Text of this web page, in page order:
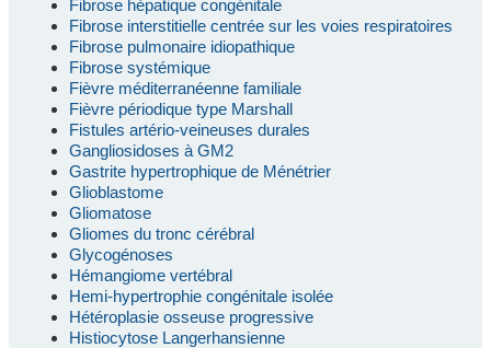
Fibrose hépatique congénitale
Fibrose interstitielle centrée sur les voies respiratoires
Fibrose pulmonaire idiopathique
Fibrose systémique
Fièvre méditerranéenne familiale
Fièvre périodique type Marshall
Fistules artério-veineuses durales
Gangliosidoses à GM2
Gastrite hypertrophique de Ménétrier
Glioblastome
Gliomatose
Gliomes du tronc cérébral
Glycogénoses
Hémangiome vertébral
Hemi-hypertrophie congénitale isolée
Hétéroplasie osseuse progressive
Histiocytose Langerhansienne